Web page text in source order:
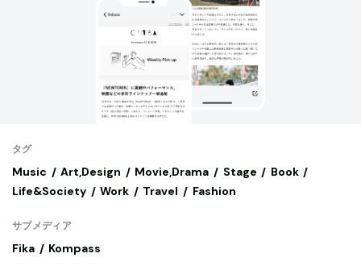
タグ
Music Art,Design Movie,Drama Stage
Book
Life&Society
Work Travel Fashion
サブメディア
Fika Kompass